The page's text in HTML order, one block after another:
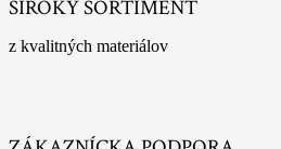
ŠIROKÝ SORTIMENT
z kvalitných materiálov